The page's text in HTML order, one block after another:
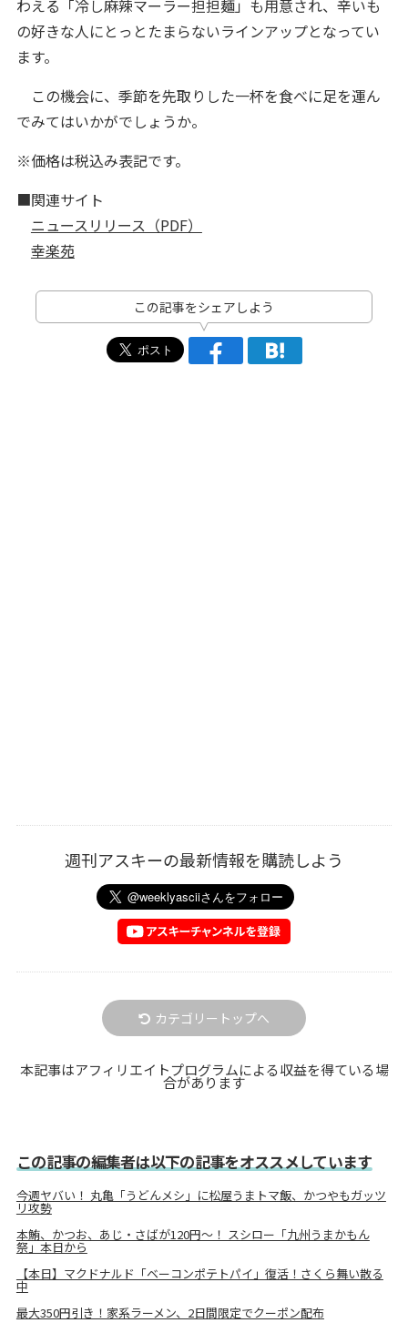
わえる「冷し麻辣マーラー担担麺」も用意され、辛いも
の好きな人にとっとたまらないラインアップとなってい
ます。
この機会に、季節を先取りした一杯を食べに足を運ん
でみてはいかがでしょうか。
※価格は税込み表記です。
■関連サイト
ニュースリリース（PDF）
幸楽苑
この記事をシェアしよう
週刊アスキーの最新情報を購読しよう
カテゴリートップへ
本記事はアフィリエイトプログラムによる収益を得ている場
合があります
この記事の編集者は以下の記事をオススメしています
今週ヤバい！ 丸亀「うどんメシ」に松屋うまトマ飯、かつやもガッツ
リ攻勢
本鮪、かつお、あじ・さばが120円～！ スシロー「九州うまかもん
祭」本日から
【本日】マクドナルド「ベーコンポテトパイ」復活！さくら舞い散る
中
最大350円引き！家系ラーメン、2日間限定でクーポン配布